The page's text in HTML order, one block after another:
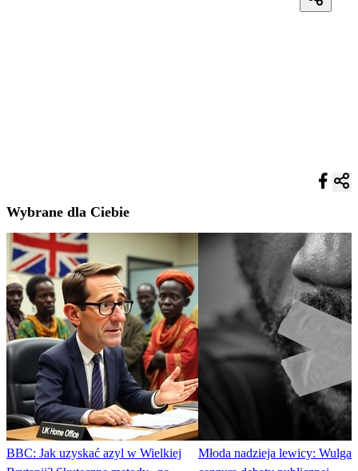
Wybrane dla Ciebie
BBC: Jak uzyskać azyl w Wielkiej
Młoda nadzieja lewicy: